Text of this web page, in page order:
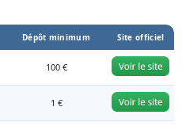
Dépôt minimum Site officiel
100 €
1 €